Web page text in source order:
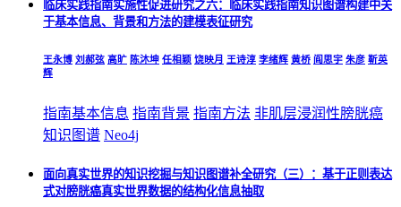
临床实践指南实施性促进研究之六：临床实践指南知识图谱构建中关
于基本信息、背景和方法的建模表征研究
王永博 刘郝弦 高旷 陈沐坤 任相颖 饶映月 王诗淳 李绪辉 黄桥 阎思宇 朱彦 靳英
辉
指南基本信息 指南背景 指南方法 非肌层浸润性膀胱癌
知识图谱 Neo4j
面向真实世界的知识挖掘与知识图谱补全研究（三）：基于正则表达
式对膀胱癌真实世界数据的结构化信息抽取